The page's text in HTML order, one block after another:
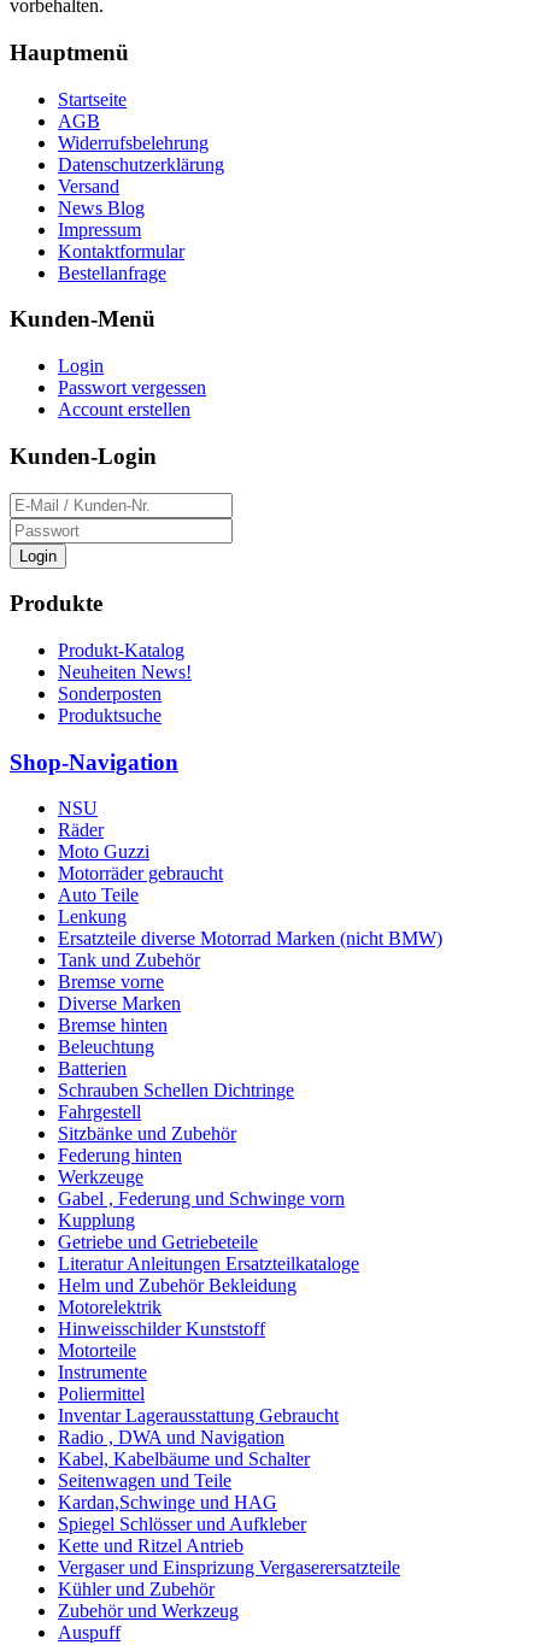
vorbehalten.
Hauptmenü
Startseite
AGB
Widerrufsbelehrung
Datenschutzerklärung
Versand
News Blog
Impressum
Kontaktformular
Bestellanfrage
Kunden-Menü
Login
Passwort vergessen
Account erstellen
Kunden-Login
Login
Produkte
Produkt-Katalog
Neuheiten News!
Sonderposten
Produktsuche
Shop-Navigation
NSU
Räder
Moto Guzzi
Motorräder gebraucht
Auto Teile
Lenkung
Ersatzteile diverse Motorrad Marken (nicht BMW)
Tank und Zubehör
Bremse vorne
Diverse Marken
Bremse hinten
Beleuchtung
Batterien
Schrauben Schellen Dichtringe
Fahrgestell
Sitzbänke und Zubehör
Federung hinten
Werkzeuge
Gabel , Federung und Schwinge vorn
Kupplung
Getriebe und Getriebeteile
Literatur Anleitungen Ersatzteilkataloge
Helm und Zubehör Bekleidung
Motorelektrik
Hinweisschilder Kunststoff
Motorteile
Instrumente
Poliermittel
Inventar Lagerausstattung Gebraucht
Radio , DWA und Navigation
Kabel, Kabelbäume und Schalter
Seitenwagen und Teile
Kardan,Schwinge und HAG
Spiegel Schlösser und Aufkleber
Kette und Ritzel Antrieb
Vergaser und Einsprizung Vergaserersatzteile
Kühler und Zubehör
Zubehör und Werkzeug
Auspuff